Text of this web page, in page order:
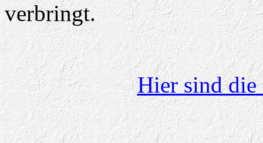
verbringt.
Hier sind